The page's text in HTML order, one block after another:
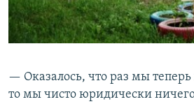
— Оказалось, что раз мы теперь
то мы чисто юридически